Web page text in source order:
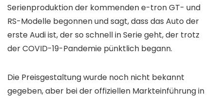
Serienproduktion der kommenden e-tron GT- und
RS-Modelle begonnen und sagt, dass das Auto der
erste Audi ist, der so schnell in Serie geht, der trotz
der COVID-19-Pandemie pünktlich begann.
Die Preisgestaltung wurde noch nicht bekannt
gegeben, aber bei der offiziellen Markteinführung in